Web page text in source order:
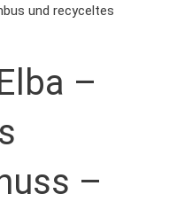
und recyceltes
–
–